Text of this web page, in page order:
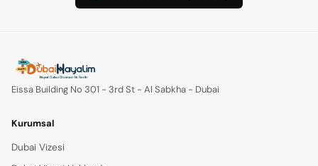
Eissa Building No 301 - 3rd St - Al Sabkha - Dubai
Kurumsal
Dubai Vizesi